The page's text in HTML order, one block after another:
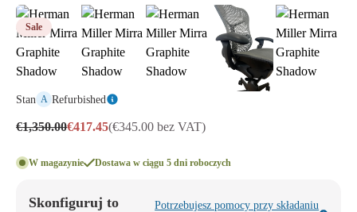
Sale
Stan A Refurbished
€1,350.00€417.45(€345.00 bez VAT)
W magazynie Dostawa w ciągu 5 dni roboczych
Skonfiguruj to
Potrzebujesz pomocy przy składaniu